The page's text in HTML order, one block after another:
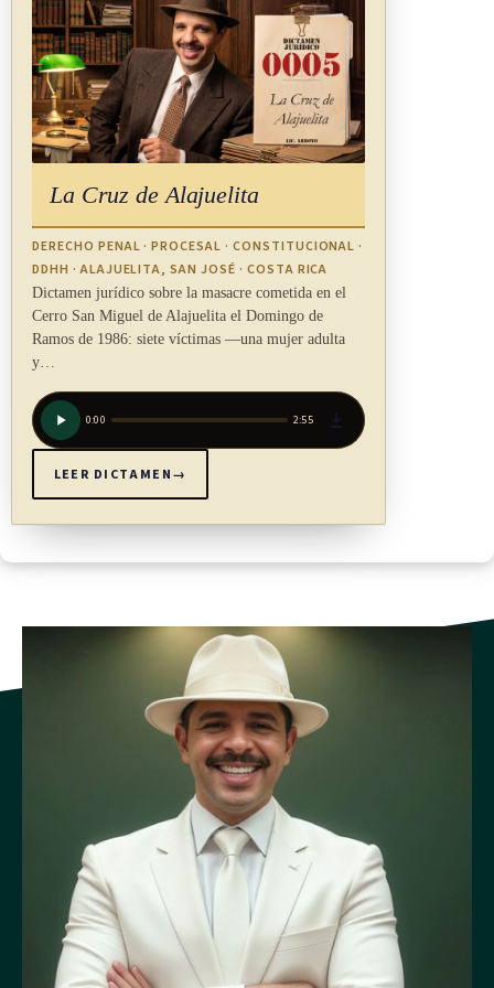
fraude a la Hacienda Pública.
MODIFICACIÓN DE OTRAS LEYES
ARTÍCULO 9
REFORMA Art. 8: Atribuciones
Adiciónese un inciso p) al artículo 8 de la Ley 7410,
General de Policía , del 26 de mayo de 1994. El texto es el
siguiente:
[...]
p) Adquirir, gestionar y utilizar el equipo tecnológico
necesario para grabar, con audio y video, las operaciones
policiales que faciliten la ejecución de las políticas de
ARTÍCULO 10
REFORMA Art. 63: Uniformes
Refórmese el artículo 63 de la Ley 7410, Ley General de
Policía, del 26 de mayo de 1994. El texto es el siguiente:
Los uniformes que utilizará la Fuerza Pública serán de color
azul y deberán confeccionarse con un diseño netamente
policial. Se exceptúan de esta norma las unidades que presten
servicio en zonas fronterizas y las unidades especializadas
que, por sus funciones, requieran un atuendo diferente. El
La Cruz de Alajuelita
DERECHO PENAL · PROCESAL · CONSTITUCIONAL ·
DDHH · ALAJUELITA, SAN JOSÉ · COSTA RICA
Dictamen jurídico sobre la masacre cometida en el
Cerro San Miguel de Alajuelita el Domingo de
Ramos de 1986: siete víctimas —una mujer adulta
y…
0:00 2:55
LEER DICTAMEN→